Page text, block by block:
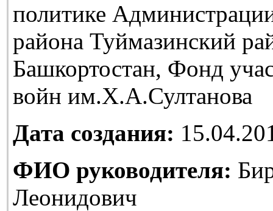
политике
района Туймазинский
Башкортостан, Фонд
войн им.Х.А.Султанова
Дата создания:
ФИО руководителя:
Леонидович